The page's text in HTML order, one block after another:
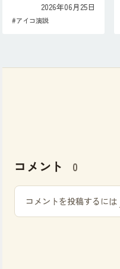
2026年06月25日
#アイコ演説
コメント 0
コメントを投稿するには